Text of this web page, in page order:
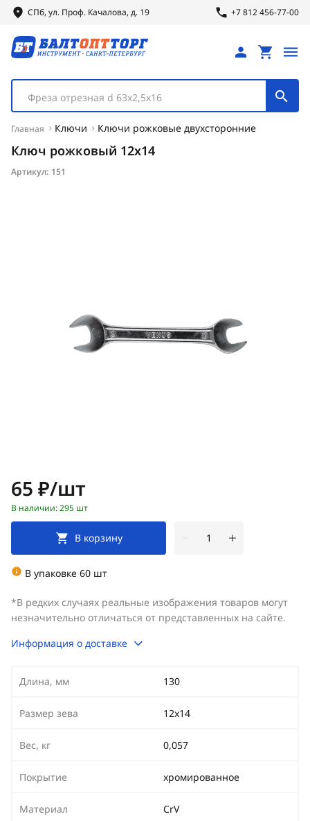
СПб, ул. Проф. Качалова, д. 19 +7 812 456-77-00
Фреза отрезная d 63х2,5х16
Главная Ключи Ключи рожковые двухсторонние
Ключ рожковый 12х14
Артикул: 151
Цена:
65 ₽/шт
В наличии: 295 шт
В корзину
В упаковке 60 шт
*В редких случаях реальные изображения товаров могут
незначительно отличаться от представленных на сайте.
Информация о доставке
Длина, мм 130
Размер зева 12х14
Вес, кг 0,057
Покрытие хромированное
Материал CrV